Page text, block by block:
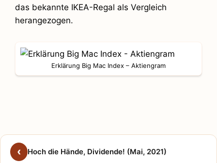
das bekannte IKEA-Regal als Vergleich
herangezogen.
Erklärung Big Mac Index – Aktiengram
Hoch die Hände, Dividende! (Mai, 2021)